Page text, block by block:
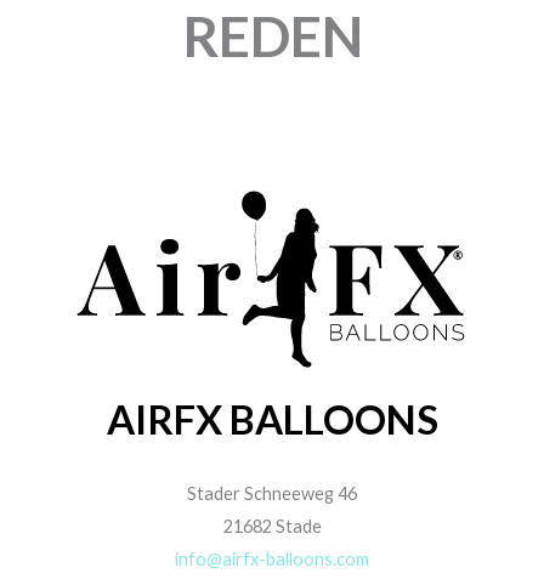
REDEN
AIRFX BALLOONS
Stader Schneeweg 46
21682 Stade
info@airfx-balloons.com